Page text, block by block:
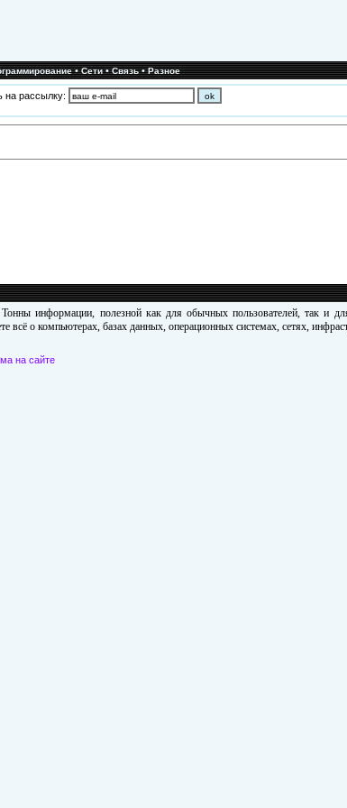
•Сети•Связь•Разное
на рассылку:
информации, полезной как для обычных пользователей, так и
о компьютерах, базах данных, операционных системах, сетях,
на сайте